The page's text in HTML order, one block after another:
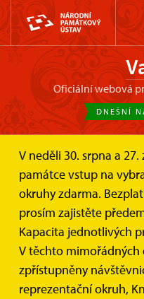
oficiální webová
DNEŠNÍ
V neděli 30. srpna a
památce vstup na
okruhy zdarma.
prosím zajistěte
Kapacita jednotlivých
V těchto mimořádných
zpřístupněny
reprezentační okruh,
Zámek Valtice